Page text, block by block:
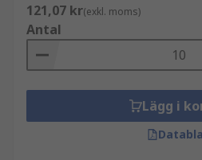
121,07 kr(exkl. moms)
Antal
Lägg i